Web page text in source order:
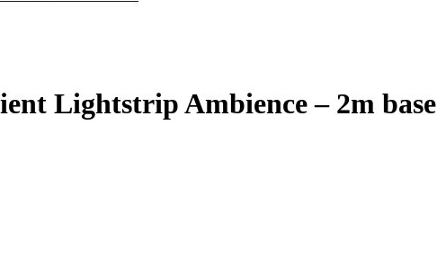
Lightstrip Ambience – 2m base